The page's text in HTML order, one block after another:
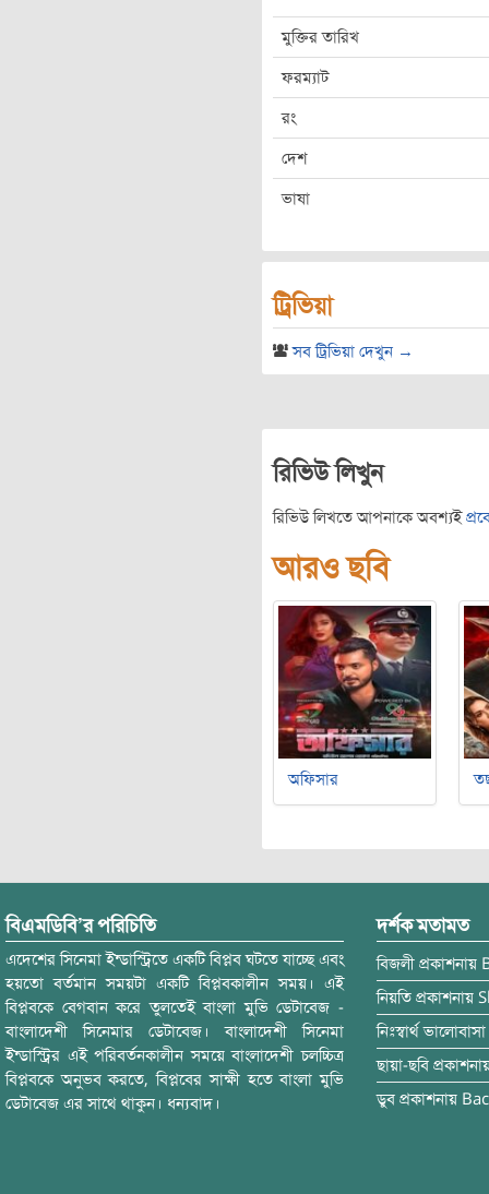
মুক্তির তারিখ
ফরম্যাট
রং
দেশ
ভাষা
ট্রিভিয়া
সব ট্রিভিয়া দেখুন →
রিভিউ লিখুন
রিভিউ লিখতে আপনাকে অবশ্যই
আরও ছবি
অফিসার
বিএমডিবি’র পরিচিতি
এদেশের সিনেমা ইন্ডাস্ট্রিতে একটি বিপ্লব ঘটতে যাচ্ছে এবং
হয়তো বর্তমান সময়টা একটি বিপ্লবকালীন সময়। এই
বিপ্লবকে বেগবান করে তুলতেই বাংলা মুভি ডেটাবেজ -
বাংলাদেশী সিনেমার ডেটাবেজ। বাংলাদেশী সিনেমা
ইন্ডাস্ট্রির এই পরিবর্তনকালীন সময়ে বাংলাদেশী চলচ্চিত্র
বিপ্লবকে অনুভব করতে, বিপ্লবের সাক্ষী হতে বাংলা মুভি
ডেটাবেজ এর সাথে থাকুন। ধন্যবাদ।
দর্শক মতামত
বিজলী প্রকাশনায়
নিয়তি প্রকাশনায়
নিঃস্বার্থ ভালোবাসা
ছায়া-ছবি
ডুব প্রকাশনায়